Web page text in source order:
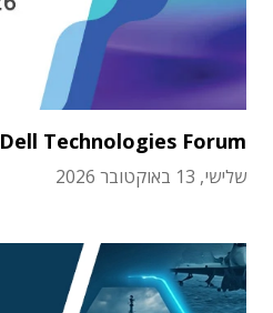
Dell Technologies Forum
שלישי, 13 באוקטובר 2026